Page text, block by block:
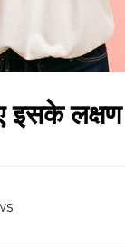
इसके